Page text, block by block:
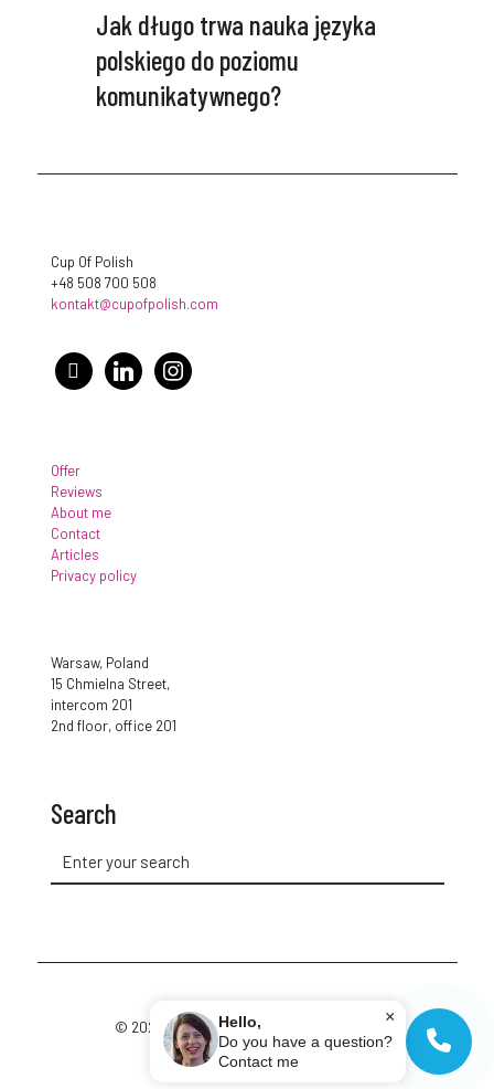
×
Hello,
Do you have a question?
Contact me
Jak długo trwa nauka języka
polskiego do poziomu
komunikatywnego?
Cup Of Polish
+48 508 700 508
kontakt@cupofpolish.com
facebooklinkedin instagram
Offer
Reviews
About me
Contact
Articles
Privacy policy
Warsaw, Poland
15 Chmielna Street,
intercom 201
2nd floor, office 201
Search
© 2026 Cup of Polish. All Rights Reserved.